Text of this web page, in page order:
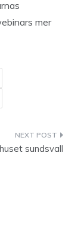
mer
sundsvall